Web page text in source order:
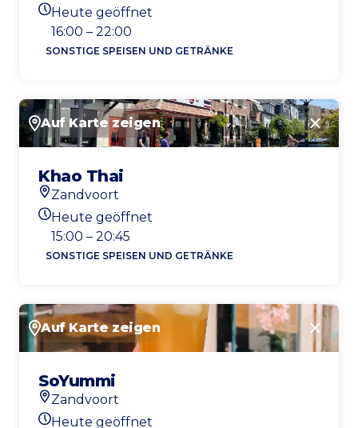
Heutigen Öffnungszeiten
Heute geöffnet
16:00 – 22:00
SONSTIGE SPEISEN UND GETRÄNKE
Auf Karte zeigen
Khao Thai
Standort
Zandvoort
Heutigen Öffnungszeiten
Heute geöffnet
15:00 – 20:45
SONSTIGE SPEISEN UND GETRÄNKE
Auf Karte zeigen
SoYummi
Standort
Zandvoort
Heute geöffnet